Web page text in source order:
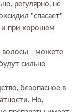
регулярно, не
"спасает"
и при хорошем
волосы - можете
сильно
безопасное в
Но,